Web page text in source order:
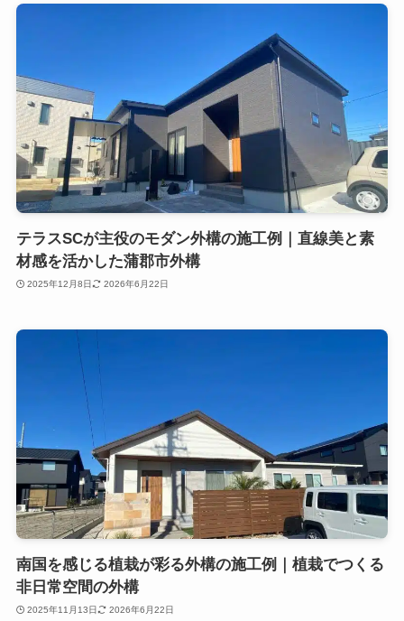
テラスSCが主役のモダン外構の施工例｜直線美と素
材感を活かした蒲郡市外構
2025年12月8日 2026年6月22日
南国を感じる植栽が彩る外構の施工例｜植栽でつくる
非日常空間の外構
2025年11月13日 2026年6月22日